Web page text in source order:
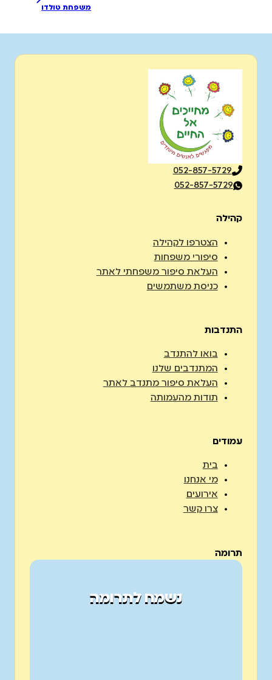
משפחת טולדו
052-857-5729
052-857-5729
קהילה
הצטרפו לקהילה
סיפורי משפחות
העלאת סיפור משפחתי לאתר
כניסת משתמשים
התנדבות
בואו להתנדב
המתנדבים שלנו
העלאת סיפור מתנדב לאתר
תודות מהעמותה
עמודים
בית
מי אנחנו
אירועים
צרו קשר
תרומה
נשמח לתרומה